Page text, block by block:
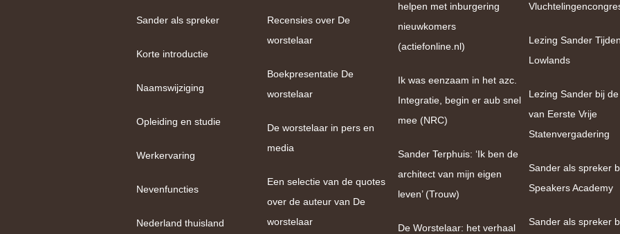
Sander als spreker
Korte introductie
Naamswijziging
Opleiding en studie
Werkervaring
Nevenfuncties
Nederland thuisland
Recensies over De
worstelaar
Boekpresentatie De
worstelaar
De worstelaar in pers en
media
Een selectie van de quotes
over de auteur van De
worstelaar
helpen met inburgering
nieuwkomers
(actiefonline.nl)
Ik was eenzaam in het azc.
Integratie, begin er aub snel
mee (NRC)
Sander Terphuis: ‘Ik ben de
architect van mijn eigen
leven’ (Trouw)
De Worstelaar: het verhaal
Lezing Sander
Lowlands
Lezing Sander bij
van Eerste Vrije
Statenvergadering
Sander als spreker
Speakers Academy
Sander als spreker